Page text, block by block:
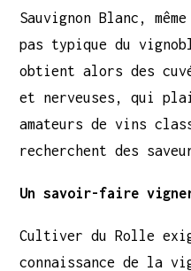
Sauvignon Blanc,
pas typique du
obtient alors des
et nerveuses, qui
amateurs de vins
recherchent des
Un savoir-faire
Cultiver du Rolle
connaissance de la